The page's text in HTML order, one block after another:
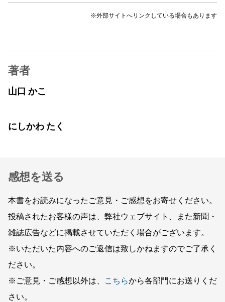
※外部サイトへリンクしている場合もあります
著者
山口 かこ
にしかわ たく
感想を送る
本書をお読みになったご意見・ご感想をお寄せください。
投稿されたお客様の声は、弊社ウェブサイト、また新聞・
雑誌広告などに掲載させていただく場合がございます。
※いただいた内容へのご返信は致しかねますのでご了承く
ださい。
※ご意見・ご感想以外は、
こちらから各部門にお送りくだ
さい。